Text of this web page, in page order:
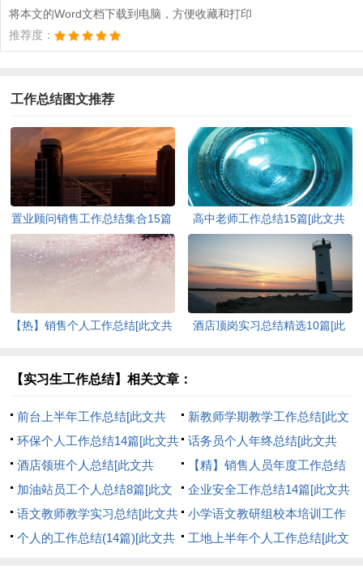
将本文的Word文档下载到电脑，方便收藏和打印
推荐度：
工作总结图文推荐
置业顾问销售工作总结集合15篇
[此文共22694字]
高中老师工作总结15篇[此文共
【热】销售个人工作总结[此文共
酒店顶岗实习总结精选10篇[此
【实习生工作总结】相关文章：
前台上半年工作总结[此文共
16239字]
新教师学期教学工作总结[此文
共13695字]
环保个人工作总结14篇[此文共
24178字]
话务员个人年终总结[此文共
7237字]
酒店领班个人总结[此文共
16681字]
【精】销售人员年度工作总结
[此文共18958字]
加油站员工个人总结8篇[此文
共13056字]
企业安全工作总结14篇[此文共
25650字]
语文教师教学实习总结[此文共
10142字]
小学语文教研组校本培训工作
总结[此文共2135字]
个人的工作总结(14篇)[此文共
工地上半年个人工作总结[此文